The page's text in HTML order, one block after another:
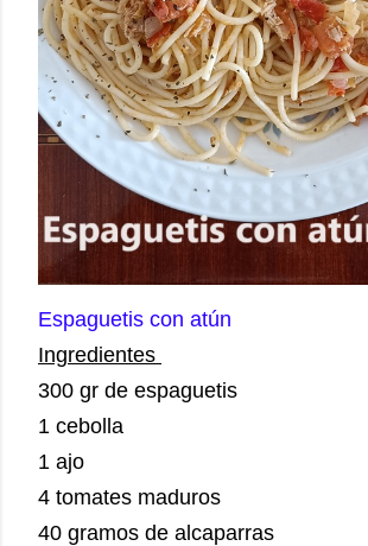
Espaguetis con atún
Ingredientes
300 gr de espaguetis
1 cebolla
1 ajo
4 tomates maduros
40 gramos de alcaparras